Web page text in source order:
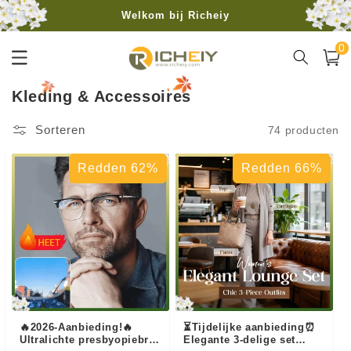
Meteen
naar de
content
Welkom bij Richeiy
Gratis verzending vanaf 40€ 0
C
l
l
e
:
Kleding & Accessoires
Sorteren 74 producten
Redden 62%
🔥2026-Aanbieding!🔥
Ultralichte presbyopiebril
Redden 66%
⏳Tijdelijke aanbieding⏰
Elegante 3-delige set